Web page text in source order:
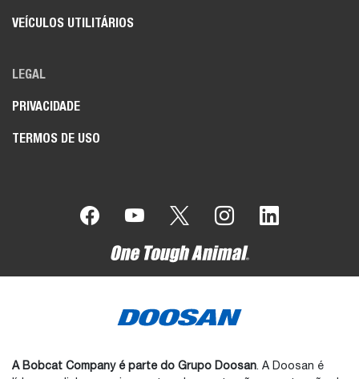
VEÍCULOS UTILITÁRIOS
LEGAL
PRIVACIDADE
TERMOS DE USO
A Bobcat Company é parte do Grupo Doosan. A Doosan é